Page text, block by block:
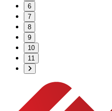
6
7
8
9
10
11